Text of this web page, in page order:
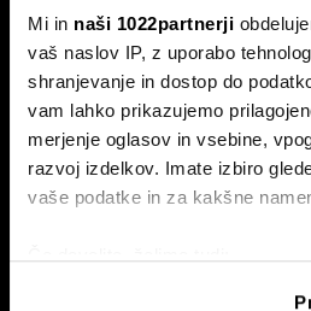
Mi in naši 1022partnerji
vaš naslov IP, z uporabo
shranjevanje in dostop do
vam lahko prikazujemo
merjenje oglasov in vsebine,
razvoj izdelkov. Imate izbiro
vaše podatke in za kakšne
Top 5 novic za
Odpiranje Hormuške
ZDA in Izrael?
To so prve novice dneva.